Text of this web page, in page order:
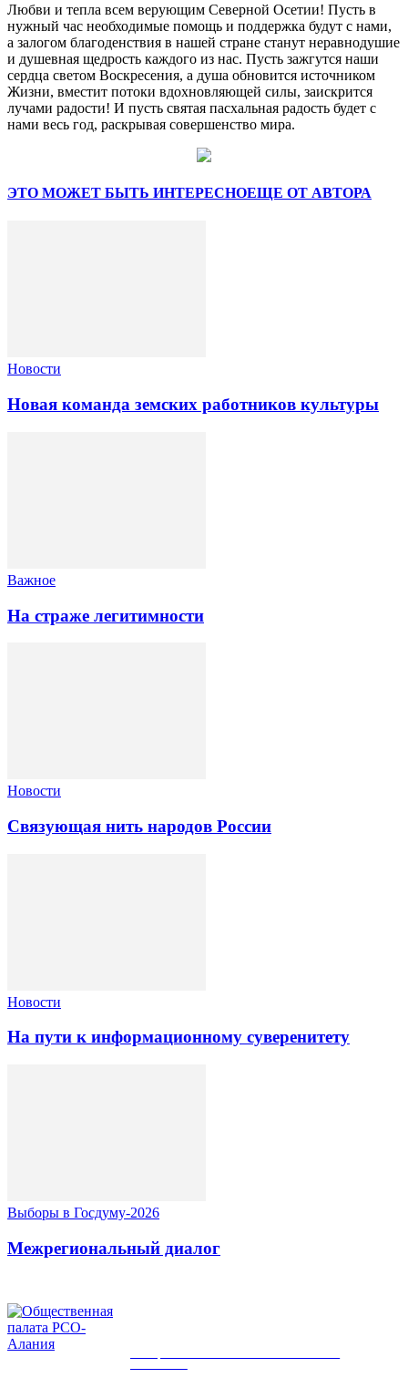
Любви и тепла всем верующим Северной Осетии! Пусть в
нужный час необходимые помощь и поддержка будут с нами,
а залогом благоденствия в нашей стране станут неравнодушие
и душевная щедрость каждого из нас. Пусть зажгутся наши
сердца светом Воскресения, а душа обновится источником
Жизни, вместит потоки вдохновляющей силы, заискрится
лучами радости! И пусть святая пасхальная радость будет с
нами весь год, раскрывая совершенство мира.
ЭТО МОЖЕТ БЫТЬ ИНТЕРЕСНОЕЩЕ ОТ АВТОРА
Новости
Новая команда земских работников культуры
Важное
На страже легитимности
Новости
Связующая нить народов России
Новости
На пути к информационному суверенитету
Выборы в Госдуму-2026
Межрегиональный диалог